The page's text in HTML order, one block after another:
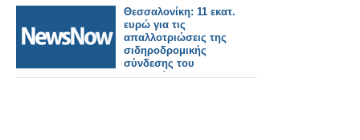
Θεσσαλονίκη: 11 εκατ.
ευρώ για τις
απαλλοτριώσεις της
σιδηροδρομικής
σύνδεσης του
λιμανιού και τον